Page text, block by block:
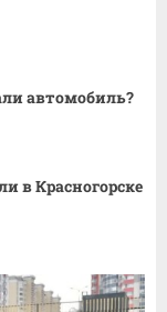
автомобиль?
в Красногорске